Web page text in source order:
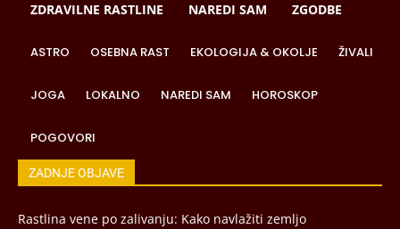
ZDRAVILNE RASTLINE NAREDI SAM ZGODBE
ASTRO OSEBNA RAST EKOLOGIJA & OKOLJE ŽIVALI
JOGA LOKALNO NAREDI SAM HOROSKOP
POGOVORI
ZADNJE OBJAVE
Rastlina vene po zalivanju: Kako navlažiti zemljo